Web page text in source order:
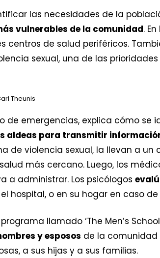
las necesidades de la
vulnerables de la comunidad.
centros de salud periféricos.
sexual, una de las
Theunis
de emergencias, explica cómo se
aldeas para transmitir
de violencia sexual, la llevan a
más cercano. Luego, los
a administrar. Los psicólogos
hospital, o en su hogar en caso
llamado ‘The Men’s
y esposos de la comunidad
a sus hijas y a sus familias.